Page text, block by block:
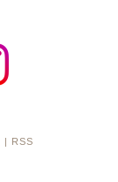
RSS